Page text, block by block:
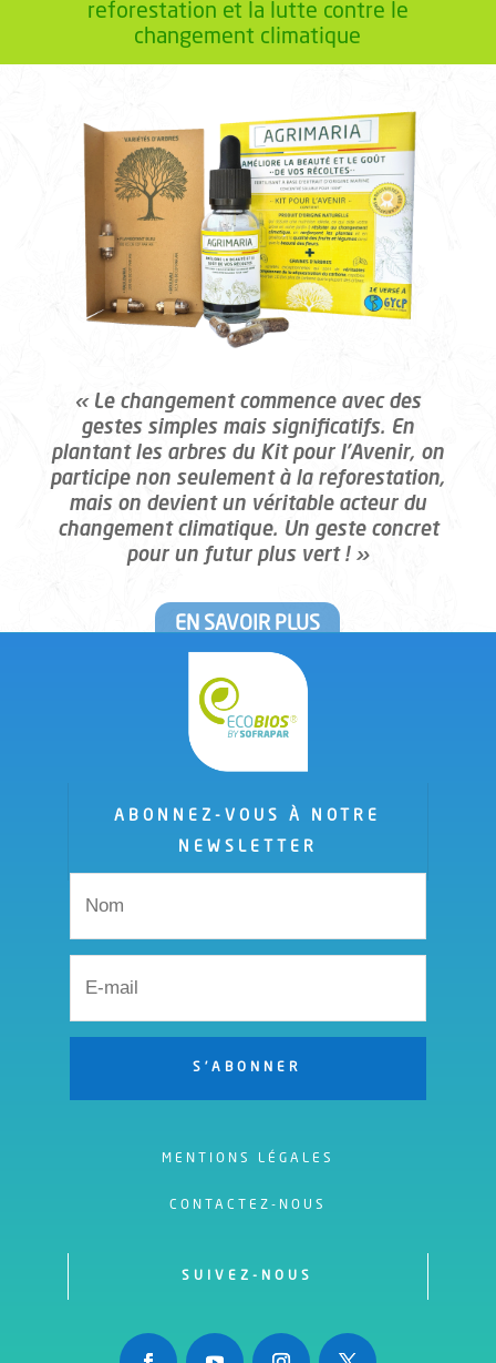
reforestation et la lutte contre le
changement climatique
« Le changement commence avec des
gestes simples mais significatifs. En
plantant les arbres du Kit pour l’Avenir, on
participe non seulement à la reforestation,
mais on devient un véritable acteur du
changement climatique. Un geste concret
pour un futur plus vert ! »
EN SAVOIR PLUS
ABONNEZ-VOUS À NOTRE
NEWSLETTER
S'ABONNER
MENTIONS LÉGALES
CONTACTEZ-NOUS
SUIVEZ-NOUS